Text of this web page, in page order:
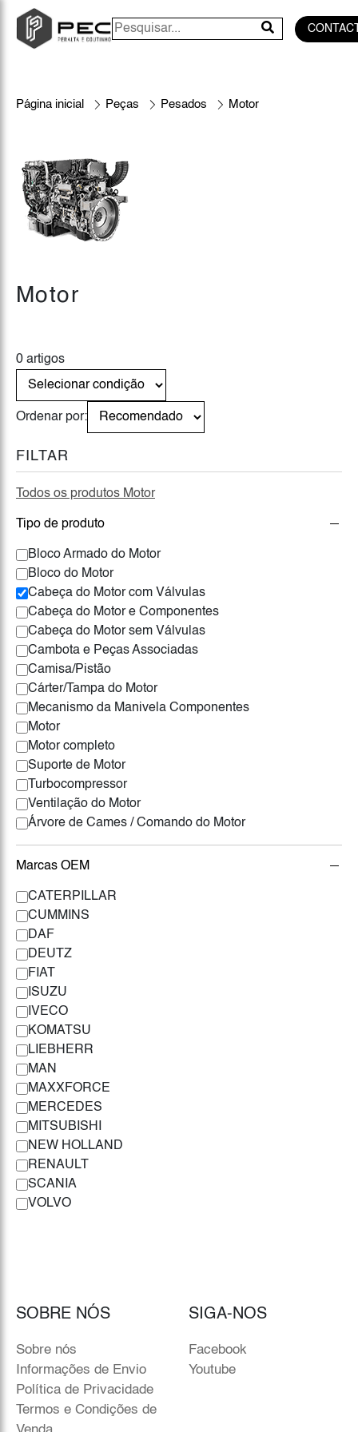
Página inicial Peças Pesados Motor
FILTAR
Todos os produtos Motor
Tipo de produto
Bloco Armado do Motor
Bloco do Motor
Cabeça do Motor com Válvulas
Cabeça do Motor e Componentes
Cabeça do Motor sem Válvulas
Cambota e Peças Associadas
Camisa/Pistão
Cárter/Tampa do Motor
Mecanismo da Manivela Componentes
Motor
Motor completo
Suporte de Motor
Turbocompressor
Ventilação do Motor
Árvore de Cames / Comando do Motor
Marcas OEM
CATERPILLAR
CUMMINS
DAF
DEUTZ
FIAT
ISUZU
IVECO
KOMATSU
LIEBHERR
MAN
MAXXFORCE
MERCEDES
MITSUBISHI
NEW HOLLAND
RENAULT
SCANIA
VOLVO
Motor
0 artigos
Ordenar por:
SOBRE NÓS
Sobre nós
Informações de Envio
Política de Privacidade
Termos e Condições de
SIGA-NOS
Facebook
Youtube